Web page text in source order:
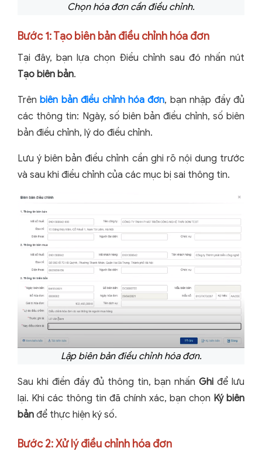
Chọn hóa đơn cần điều chỉnh.
Bước 1: Tạo biên bản điều chỉnh hóa đơn
Tại đây, bạn lựa chọn Điều chỉnh sau đó nhấn nút
Tạo biên bản.
Trênbiên bản điều chỉnh hóa đơn, bạn nhập đầy đủ
các thông tin: Ngày, số biên bản điều chỉnh, số biên
bản điều chỉnh, lý do điều chỉnh.
Lưu ý biên bản điều chỉnh cần ghi rõ nội dung trước
và sau khi điều chỉnh của các mục bị sai thông tin.
Lập biên bản điều chỉnh hóa đơn.
Sau khi điền đầy đủ thông tin, bạn nhấn Ghi để lưu
lại. Khi các thông tin đã chính xác, bạn chọn Ký biên
bản để thực hiện ký số.
Bước 2: Xử lý điều chỉnh hóa đơn